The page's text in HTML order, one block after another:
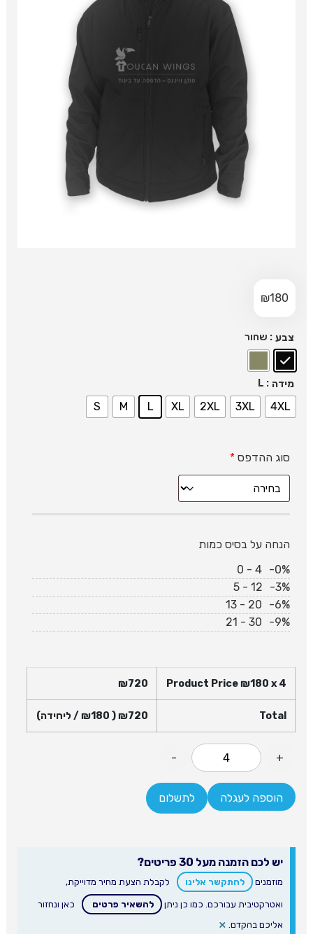
₪180
צבע : שחור
מידה : L
4XL
3XL
2XL
XL
L
M
S
סוג ההדפס *
הנחה על בסיס כמות
0 - 4 -0%
5 - 12
-3%
13 - 20
-6%
21 - 30
-9%
Product Price ₪180 x 4
₪720
Total
₪720
( ₪
180 / ליחידה)
- +
הוספה לעגלה לתשלום
יש לכם הזמנה מעל 30 פריטים?
מוזמנים להתקשר אלינו לקבלת הצעת מחיר מדוייקת,
ואטרקטיבית עבורכם. כמו כן ניתן להשאיר פרטים
כאן ונחזור
אליכם בהקדם. ×